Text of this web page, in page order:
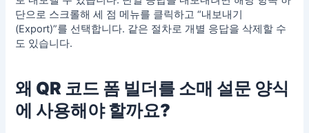
단으로 스크롤해 세 점 메뉴를 클릭하고 “내보내기
(Export)”를 선택합니다. 같은 절차로 개별 응답을 삭제할 수
도 있습니다.
왜 QR 코드 폼 빌더를 소매 설문 양식
에 사용해야 할까요?